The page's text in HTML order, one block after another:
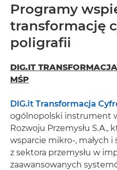
Programy
transformację
poligrafii
DIG.IT
MŚP
DIG.it Transformacja
ogólnopolski instrument
Rozwoju Przemysłu S.A.,
wsparcie mikro-, małych
z sektora przemysłu w
zaawansowanych